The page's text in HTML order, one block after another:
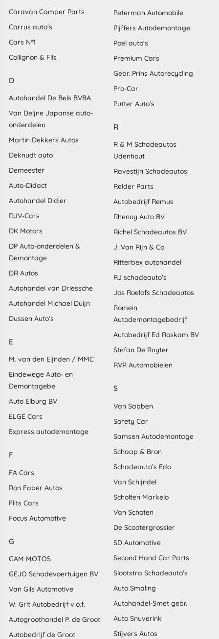
Caravan Camper Parts
Carrus auto's
Cars N°1
Collignon & Fils
D
Autohandel De Bels BVBA
Van Deijne Japanse auto-
onderdelen
Martin Dekkers Autos
Deknudt auto
Demeester
Auto-Didact
Autohandel Didier
DJV-Cars
DK Motors
DP Auto-onderdelen &
Demontage
DR Autos
Autohandel van Driessche
Autohandel Michael Duijn
Dussen Auto's
E
M. van den Eijnden / MMC
Eindewege Auto- en
Demontagebe
Auto Elburg BV
ELGÉ Cars
Express autodemontage
F
FA Cars
Ron Faber Autos
Flits Cars
Focus Automotive
G
GAM MOTOS
GEJO Schadevoertuigen BV
Van Gils Automotive
W. Grit Autobedrijf v.o.f.
Autogroothandel P. de Groot
Autobedrijf de Groot
Peterman Automobile
Pijffers Autodemontage
Poel auto's
Premium Cars
Gebr. Prins Autorecycling
Pro-Car
Putter Auto's
R
R & M Schadeautos
Udenhout
Ravestijn Schadeautos
Relder Parts
Autobedrijf Remus
Rhenoy Auto BV
Richel Schadeautos BV
J. Van Rijn & Co.
Ritterbex autohandel
RJ schadeauto's
Jos Roelofs Schadeautos
Romein
Autodemontagebedrijf
Autobedrijf Ed Roskam BV
Stefan De Ruyter
RVR Automobielen
S
Van Sabben
Safety Car
Samsen Autodemontage
Schaap & Bron
Schadeauto’s Edo
Van Schijndel
Scholten Markelo
Van Schoten
De Scootergrossier
SD Automotive
Second Hand Car Parts
Slootstra Schadeauto's
Auto Smaling
Autohandel-Smet gebr.
Auto Snuverink
Stijvers Autos